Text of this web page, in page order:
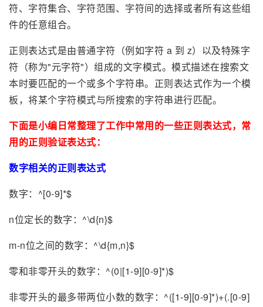
符、字符集合、字符范围、字符间的选择或者所有这些组
件的任意组合。
正则表达式是由普通字符（例如字符 a 到 z）以及特殊字
符（称为"元字符"）组成的文字模式。模式描述在搜索文
本时要匹配的一个或多个字符串。正则表达式作为一个模
板，将某个字符模式与所搜索的字符串进行匹配。
下面是小编日常整理了工作中常用的一些正则表达式，常
用的正则验证表达式：
数字相关的正则表达式
数字：^[0-9]*$
n位定长的数字：^\d{n}$
m-n位之间的数字：^\d{m,n}$
零和非零开头的数字：^(0|[1-9][0-9]*)$
非零开头的最多带两位小数的数字：^([1-9][0-9]*)+(.[0-9]